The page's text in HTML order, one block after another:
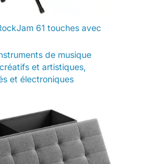
61 touches avec
de musique
et artistiques,
et électroniques